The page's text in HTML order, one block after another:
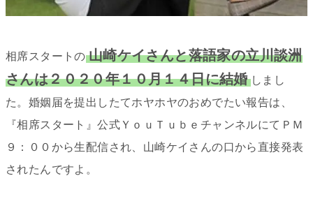
相席スタートの 山崎ケイさんと落語家の立川談洲
さんは２０２０年１０月１４日に結婚 しまし
た。婚姻届を提出したてホヤホヤのおめでたい報告は、
『相席スタート』公式ＹｏｕＴｕｂｅチャンネルにてＰＭ
９：００から生配信され、山崎ケイさんの口から直接発表
されたんですよ。